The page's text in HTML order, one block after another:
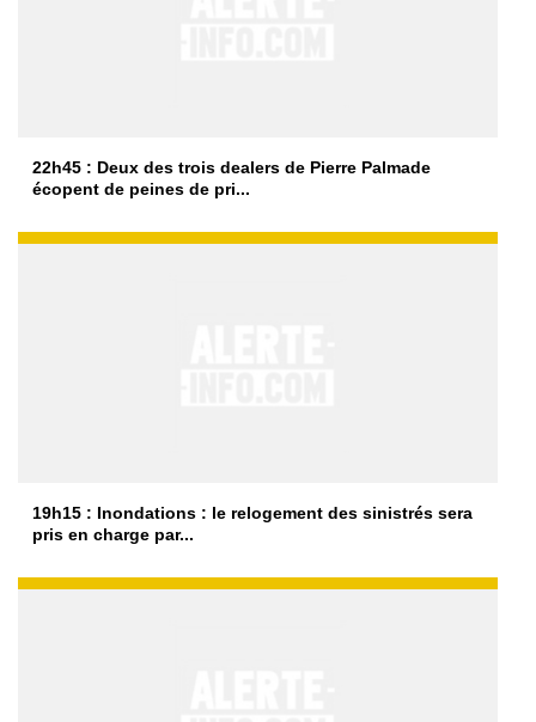
22h45 : Deux des trois dealers de Pierre Palmade
écopent de peines de pri...
19h15 : Inondations : le relogement des sinistrés sera
pris en charge par...